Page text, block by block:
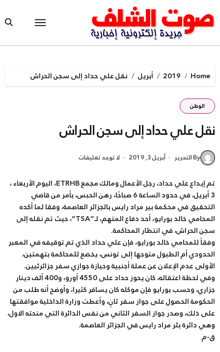
to
content
Home
2019 أبريل نقل علي حداد إلى سجن الحراش
الوطن
نقل علي حداد إلى سجن الحراش
By التحرير أبريل 3, 2019 لا توجد تعليقات
تم إيداع علي حداد، رجل الأعمال ومالك مجمع ETRHB، اليوم الأربعاء ،
3 أبريل، في حدود الساعة 6 صباحًا، رهن الحبس، بأمر من قاضي
التحقيق في محكمة بير مراد رايس بالجزائر العاصمة، وفقا لما أكده
المحامي خالد بورايو، أحد دفاع المتهم، لـ”TSA”، حيث تم نقله إلى
سجن الحراش، في انتظار المحاكمة.
وفقاً للمحامي خالد بورايو، فإن علي حداد الذي تم توقيفه في المعبر
الحدودي أم الطبول متوجها إلى تونس، يخضع للمحاكمة بتهمتين،
الأولى عدم الإعلان عن عملة أجنبية وحيازة جوازي سفر جزائرئيين.
وفي لحظة اعتقاله، كان يحوز حداد على 4550 أورو، و400 ألف دينار
جزاري، وحسب بورايو فإن موكله كان يسافر كثيرا، وأوضح أنه طلب من
الحكومة الحصول على جواز سفر ثانٍ، وأعطت وزارة الداخلية موافقتها
على ذلك، وصدر جواز السفر الثاني من نفس الدائرة التي منحته الاول،
وهي دائرة بئر مراد رايس في الجزائر العاصمة.
ق-م